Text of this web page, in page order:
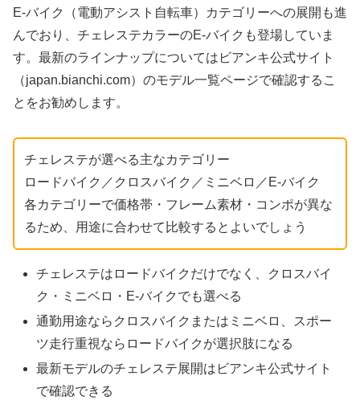
E-バイク（電動アシスト自転車）カテゴリーへの展開も進
んでおり、チェレステカラーのE-バイクも登場していま
す。最新のラインナップについてはビアンキ公式サイト
（japan.bianchi.com）のモデル一覧ページで確認するこ
とをお勧めします。
チェレステが選べる主なカテゴリー
ロードバイク／クロスバイク／ミニベロ／E-バイク
各カテゴリーで価格帯・フレーム素材・コンポが異な
るため、用途に合わせて比較するとよいでしょう
チェレステはロードバイクだけでなく、クロスバイ
ク・ミニベロ・E-バイクでも選べる
通勤用途ならクロスバイクまたはミニベロ、スポー
ツ走行重視ならロードバイクが選択肢になる
最新モデルのチェレステ展開はビアンキ公式サイト
で確認できる